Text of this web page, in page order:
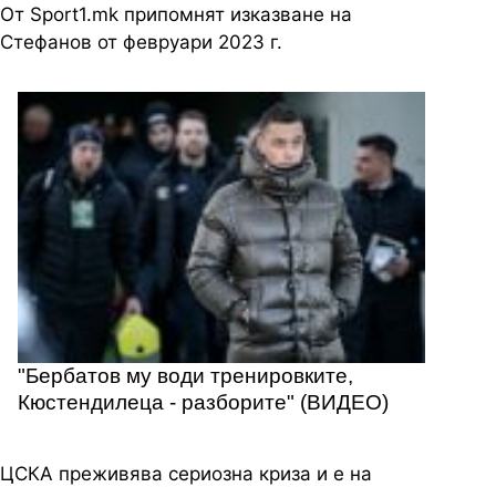
От Sport1.mk припомнят изказване на
Стефанов от февруари 2023 г.
"Бербатов му води тренировките,
Кюстендилеца - разборите" (ВИДЕО)
ЦСКА преживява сериозна криза и е на